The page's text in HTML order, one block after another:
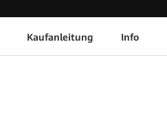
Kaufanleitung Info